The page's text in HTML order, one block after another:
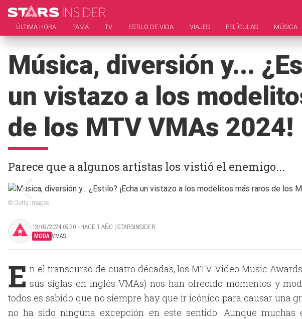
ÚLTIMA HORA FAMA TV ESTILO DE VIDA VIAJES PELÍCULAS MÚSICA
Música, diversión y...
un vistazo a los
de los MTV VMAs 2024!
Parece que a algunos artistas los vistió el enemigo...
© Getty Images
13/09/2024 09:30 ‧ HACE 1 AÑO | STARSINSIDER
MODA VMAS
E n el transcurso de cuatro décadas, los MTV Video Music
sus siglas en inglés VMAs) nos han ofrecido momentos y
todos es sabido que no siempre hay que ir icónico para causar una
no ha sido ninguna excepción en este sentido. Aunque muchas